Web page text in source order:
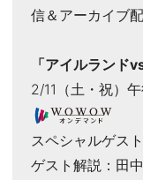
信＆アーカイブ配
「アイルランド
2/11（土・祝）
スペシャルゲス
ゲスト解説：田